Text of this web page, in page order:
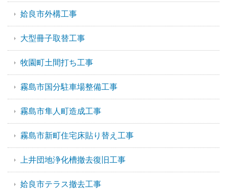
姶良市外構工事
大型冊子取替工事
牧園町土間打ち工事
霧島市国分駐車場整備工事
霧島市隼人町造成工事
霧島市新町住宅床貼り替え工事
上井団地浄化槽撤去復旧工事
姶良市テラス撤去工事